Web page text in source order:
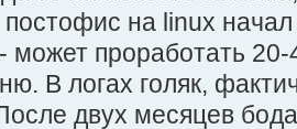
постофис на linux
может проработать
В логах голяк,
двух месяцев